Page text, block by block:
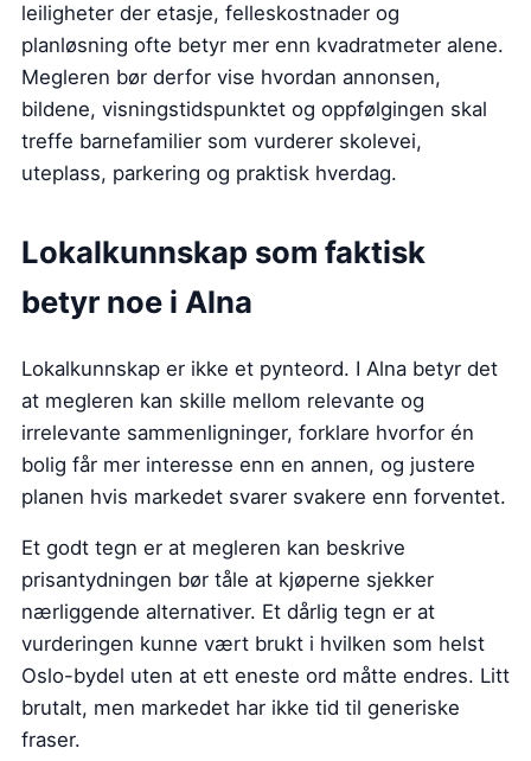
leiligheter der etasje, felleskostnader og
planløsning ofte betyr mer enn kvadratmeter alene.
Megleren bør derfor vise hvordan annonsen,
bildene, visningstidspunktet og oppfølgingen skal
treffe barnefamilier som vurderer skolevei,
uteplass, parkering og praktisk hverdag.
Lokalkunnskap som faktisk
betyr noe i Alna
Lokalkunnskap er ikke et pynteord. I Alna betyr det
at megleren kan skille mellom relevante og
irrelevante sammenligninger, forklare hvorfor én
bolig får mer interesse enn en annen, og justere
planen hvis markedet svarer svakere enn forventet.
Et godt tegn er at megleren kan beskrive
prisantydningen bør tåle at kjøperne sjekker
nærliggende alternativer. Et dårlig tegn er at
vurderingen kunne vært brukt i hvilken som helst
Oslo-bydel uten at ett eneste ord måtte endres. Litt
brutalt, men markedet har ikke tid til generiske
fraser.